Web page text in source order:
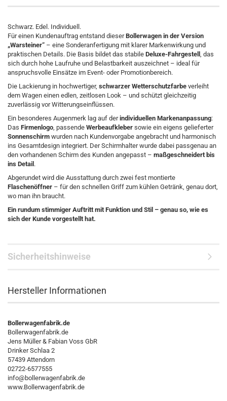
Schwarz. Edel. Individuell.
Für einen Kundenauftrag entstand dieserBollerwagen in der Version
„Warsteiner“ – eine Sonderanfertigung mit klarer Markenwirkung und
praktischen Details. Die Basis bildet das stabile Deluxe-Fahrgestell , das
sich durch hohe Laufruhe und Belastbarkeit auszeichnet – ideal für
anspruchsvolle Einsätze im Event- oder Promotionbereich.
Die Lackierung in hochwertiger, schwarzer Wetterschutzfarbe verleiht
dem Wagen einen edlen, zeitlosen Look – und schützt gleichzeitig
zuverlässig vor Witterungseinflüssen.
Ein besonderes Augenmerk lag auf derindividuellen Markenanpassung:
Das Firmenlogo, passende Werbeaufkleber sowie ein eigens gelieferter
Sonnenschirm wurden nach Kundenvorgabe angebracht und harmonisch
ins Gesamtdesign integriert. Der Schirmhalter wurde dabei passgenau an
den vorhandenen Schirm des Kunden angepasst – maßgeschneidert bis
ins Detail .
Abgerundet wird die Ausstattung durch zwei fest montierte
Flaschenöffner – für den schnellen Griff zum kühlen Getränk, genau dort,
wo man ihn braucht.
Ein rundum stimmiger Auftritt mit Funktion und Stil – genau so, wie es
sich der Kunde vorgestellt hat.
Sicherheitshinweise
Hersteller Informationen
Bollerwagenfabrik.de
Bollerwagenfabrik.de
Jens Müller & Fabian Voss GbR
Drinker Schlaa 2
57439 Attendorn
02722-6577555
info@bollerwagenfabrik.de
www.Bollerwagenfabrik.de